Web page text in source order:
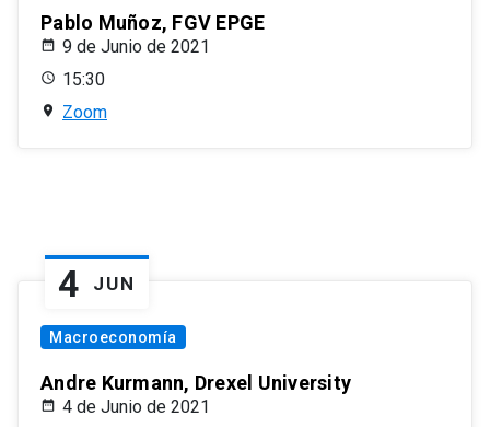
Pablo Muñoz, FGV EPGE
9 de Junio de 2021
15:30
Zoom
4 JUN
Macroeconomía
Andre Kurmann, Drexel University
4 de Junio de 2021